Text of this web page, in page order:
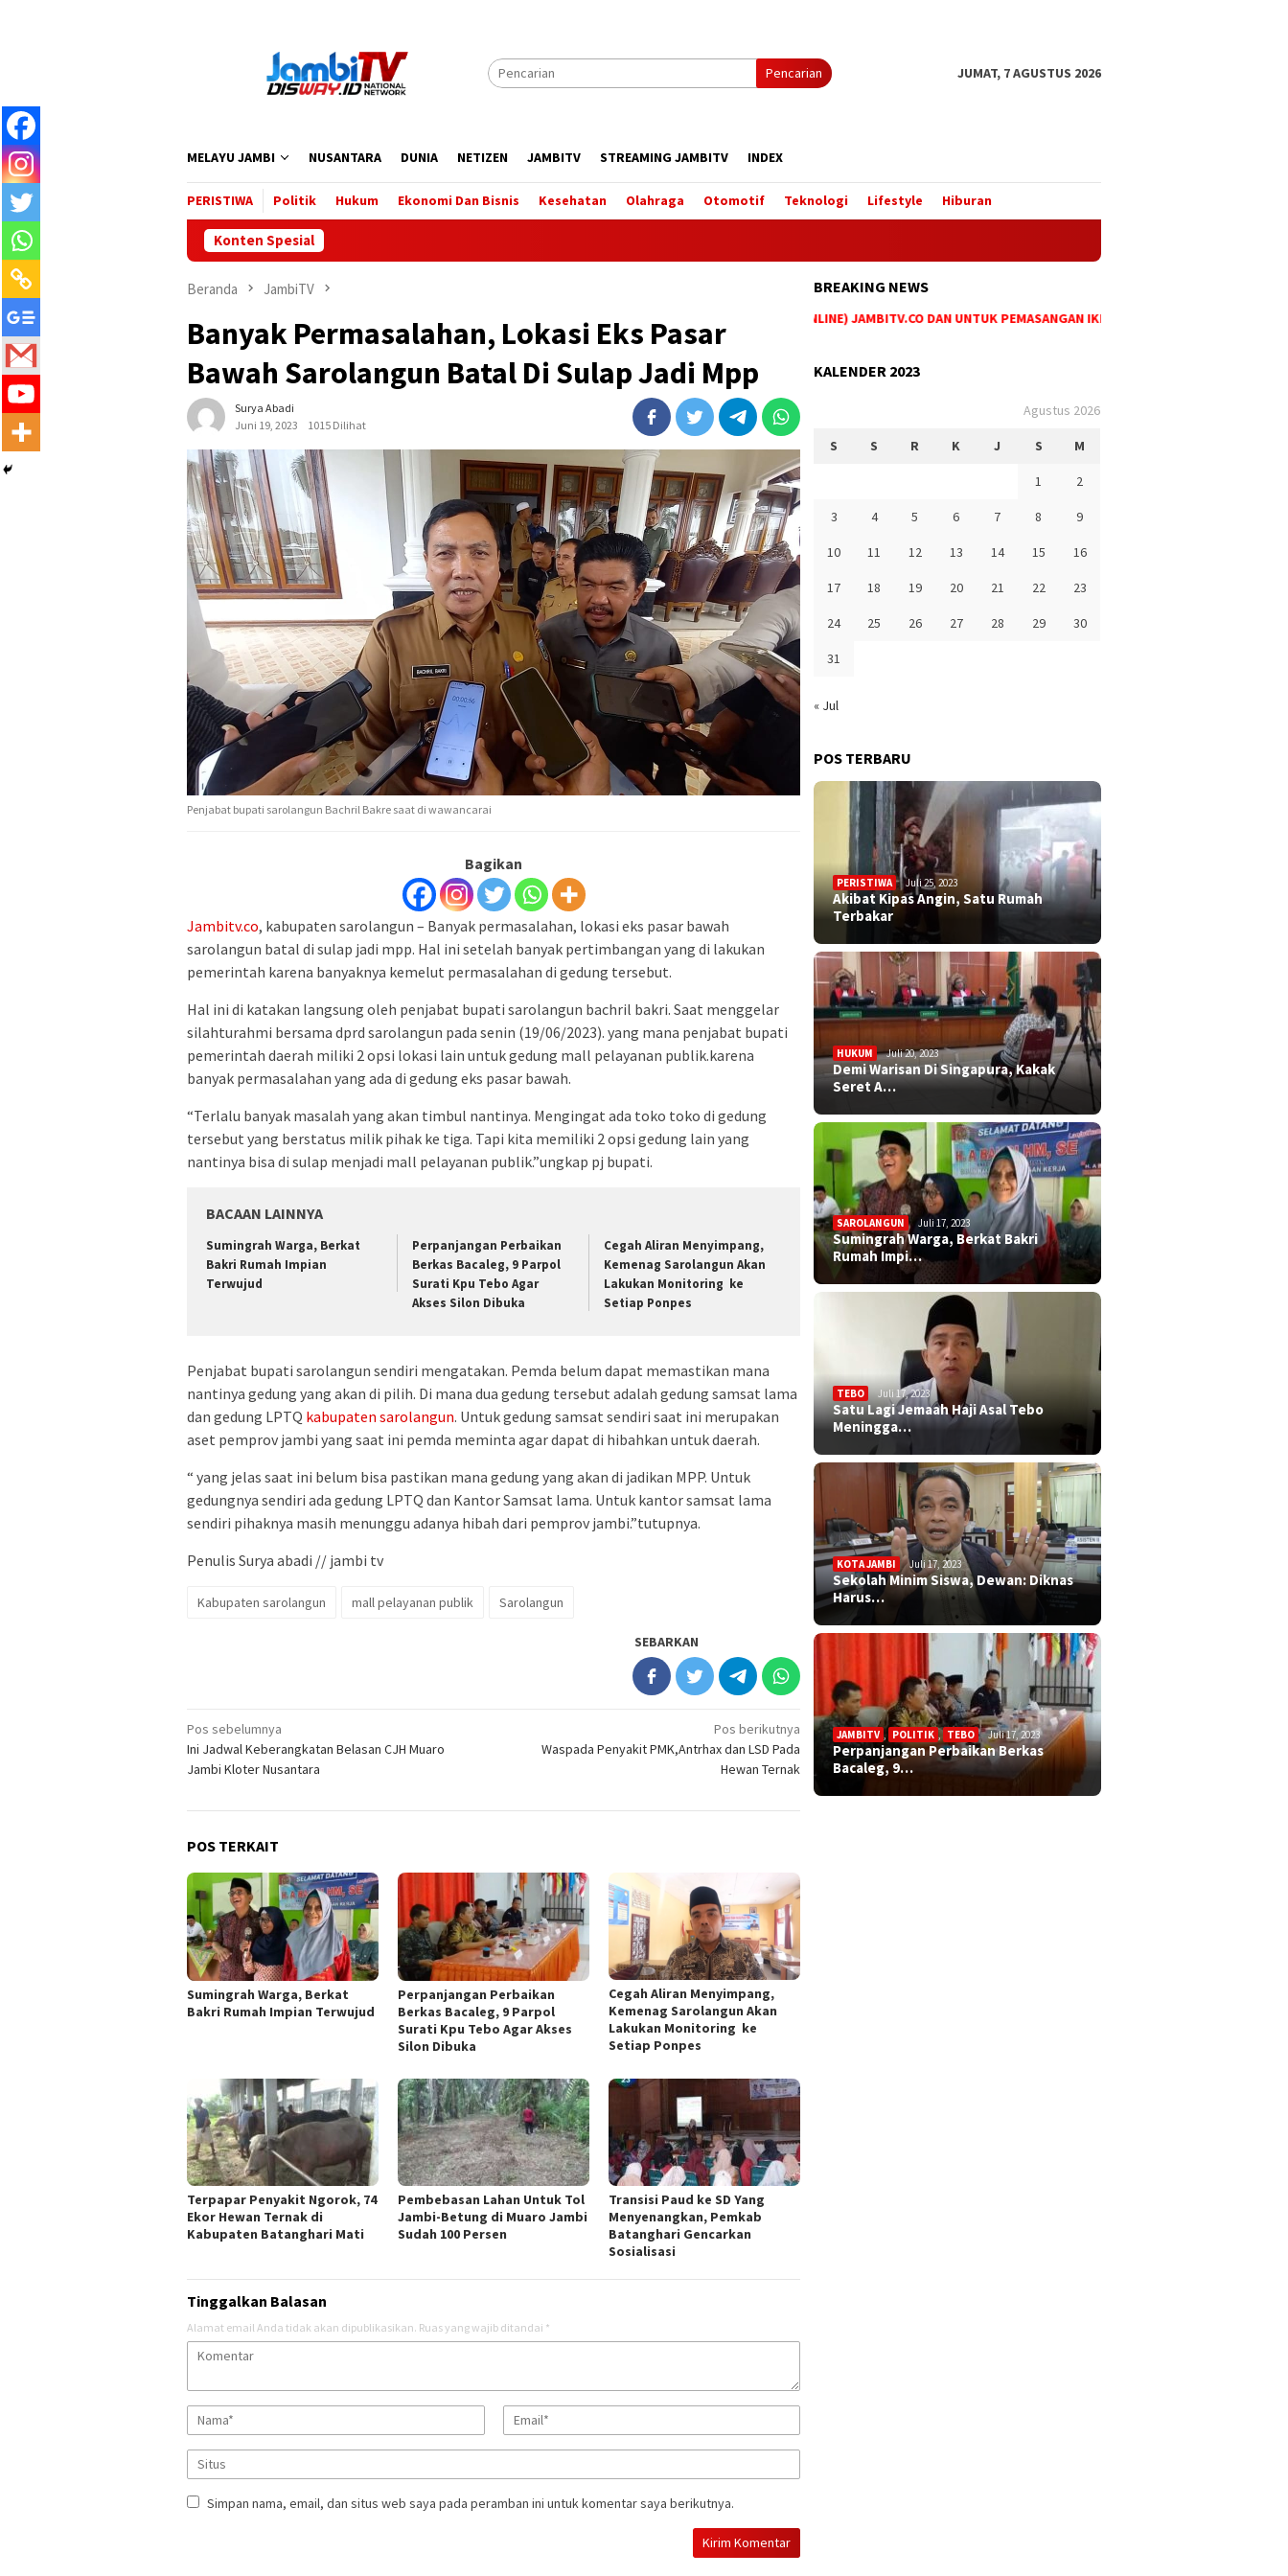
Pencarian
JUMAT, 7 AGUSTUS 2026
MELAYU JAMBI NUSANTARA DUNIA NETIZEN JAMBITV STREAMING JAMBITV INDEX
PERISTIWA Politik Hukum Ekonomi Dan Bisnis Kesehatan Olahraga Otomotif Teknologi Lifestyle Hiburan
Konten Spesial
Beranda JambiTV
Banyak Permasalahan, Lokasi Eks Pasar
Bawah Sarolangun Batal Di Sulap Jadi Mpp
Surya Abadi
Juni 19, 2023
1015 Dilihat
Penjabat bupati sarolangun Bachril Bakre saat di wawancarai
Bagikan
Jambitv.co, kabupaten sarolangun – Banyak permasalahan, lokasi eks pasar bawah
sarolangun batal di sulap jadi mpp. Hal ini setelah banyak pertimbangan yang di lakukan
pemerintah karena banyaknya kemelut permasalahan di gedung tersebut.
Hal ini di katakan langsung oleh penjabat bupati sarolangun bachril bakri. Saat menggelar
silahturahmi bersama dprd sarolangun pada senin (19/06/2023). yang mana penjabat bupati
pemerintah daerah miliki 2 opsi lokasi lain untuk gedung mall pelayanan publik.karena
banyak permasalahan yang ada di gedung eks pasar bawah.
“Terlalu banyak masalah yang akan timbul nantinya. Mengingat ada toko toko di gedung
tersebut yang berstatus milik pihak ke tiga. Tapi kita memiliki 2 opsi gedung lain yang
nantinya bisa di sulap menjadi mall pelayanan publik.”ungkap pj bupati.
BACAAN LAINNYA
Sumingrah Warga, Berkat
Bakri Rumah Impian
Terwujud
Perpanjangan Perbaikan
Berkas Bacaleg, 9 Parpol
Surati Kpu Tebo Agar
Akses Silon Dibuka
Cegah Aliran Menyimpang,
Kemenag Sarolangun Akan
Lakukan Monitoring ke
Setiap Ponpes
Penjabat bupati sarolangun sendiri mengatakan. Pemda belum dapat memastikan mana
nantinya gedung yang akan di pilih. Di mana dua gedung tersebut adalah gedung samsat lama
dan gedung LPTQ kabupaten sarolangun. Untuk gedung samsat sendiri saat ini merupakan
aset pemprov jambi yang saat ini pemda meminta agar dapat di hibahkan untuk daerah.
“ yang jelas saat ini belum bisa pastikan mana gedung yang akan di jadikan MPP. Untuk
gedungnya sendiri ada gedung LPTQ dan Kantor Samsat lama. Untuk kantor samsat lama
sendiri pihaknya masih menunggu adanya hibah dari pemprov jambi.”tutupnya.
Penulis Surya abadi // jambi tv
Kabupaten sarolangun mall pelayanan publik Sarolangun
SEBARKAN
Navigasi
pos
Pos sebelumnya
Ini Jadwal Keberangkatan Belasan CJH Muaro
Jambi Kloter Nusantara
Pos berikutnya
Waspada Penyakit PMK,Antrhax dan LSD Pada
Hewan Ternak
POS TERKAIT
Sumingrah Warga, Berkat
Bakri Rumah Impian Terwujud
Perpanjangan Perbaikan
Berkas Bacaleg, 9 Parpol
Surati Kpu Tebo Agar Akses
Silon Dibuka
Cegah Aliran Menyimpang,
Kemenag Sarolangun Akan
Lakukan Monitoring ke
Setiap Ponpes
Terpapar Penyakit Ngorok, 74
Ekor Hewan Ternak di
Kabupaten Batanghari Mati
Pembebasan Lahan Untuk Tol
Jambi-Betung di Muaro Jambi
Sudah 100 Persen
Transisi Paud ke SD Yang
Menyenangkan, Pemkab
Batanghari Gencarkan
Sosialisasi
Tinggalkan Balasan
Alamat email Anda tidak akan dipublikasikan. Ruas yang wajib ditandai *
Simpan nama, email, dan situs web saya pada peramban ini untuk komentar saya berikutnya.
BREAKING NEWS
BERITA TERUPDATE HANYA DI WEBSITE (MEDIA ONLINE) JAMBITV.CO DAN UNTUK PEMASANGAN IKLAN MAUPUN PEMESANAN
KALENDER 2023
Agustus 2026
S S R K J S M
1 2
3 4 5 6 7 8 9
10 11 12 13 14 15 16
17 18 19 20 21 22 23
24 25 26 27 28 29 30
31
« Jul
POS TERBARU
PERISTIWA Juli 25, 2023
Akibat Kipas Angin, Satu Rumah
Terbakar
HUKUM Juli 20, 2023
Demi Warisan Di Singapura, Kakak
Seret A…
SAROLANGUN Juli 17, 2023
Sumingrah Warga, Berkat Bakri
Rumah Impi…
TEBO Juli 17, 2023
Satu Lagi Jemaah Haji Asal Tebo
Meningga…
KOTA JAMBI Juli 17, 2023
Sekolah Minim Siswa, Dewan: Diknas
Harus…
JAMBITV POLITIK , TEBO Juli 17, 2023
Perpanjangan Perbaikan Berkas
Bacaleg, 9…